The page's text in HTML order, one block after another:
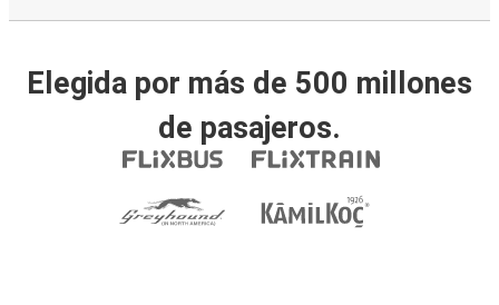
Elegida por más de 500 millones
de pasajeros.